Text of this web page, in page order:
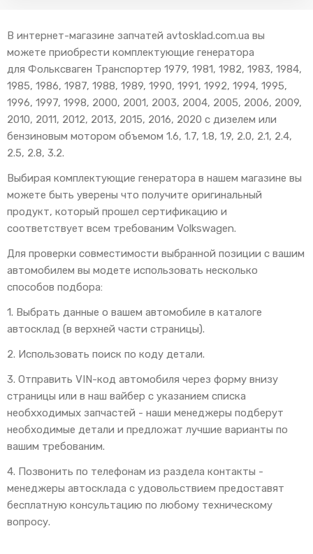
В интернет-магазине запчатей avtosklad.com.ua вы
можете приобрести комплектующие генератора
для Фольксваген Транспортер 1979, 1981, 1982, 1983, 1984,
1985, 1986, 1987, 1988, 1989, 1990, 1991, 1992, 1994, 1995,
1996, 1997, 1998, 2000, 2001, 2003, 2004, 2005, 2006, 2009,
2010, 2011, 2012, 2013, 2015, 2016, 2020 с дизелем или
бензиновым мотором объемом 1.6, 1.7, 1.8, 1.9, 2.0, 2.1, 2.4,
2.5, 2.8, 3.2.
Выбирая комплектующие генератора в нашем магазине вы
можете быть уверены что получите оригинальный
продукт, который прошел сертификацию и
соответствует всем требованим Volkswagen.
Для проверки совместимости выбранной позиции с вашим
автомобилем вы модете использовать несколько
способов подбора:
1. Выбрать данные о вашем автомобиле в каталоге
автосклад (в верхней части страницы).
2. Использовать поиск по коду детали.
3. Отправить VIN-код автомобиля через форму внизу
страницы или в наш вайбер с указанием списка
необхходимых запчастей - наши менеджеры подберут
необходимые детали и предложат лучшие варианты по
вашим требованим.
4. Позвонить по телефонам из раздела контакты -
менеджеры автосклада с удовольствием предоставят
бесплатную консультацию по любому техническому
вопросу.